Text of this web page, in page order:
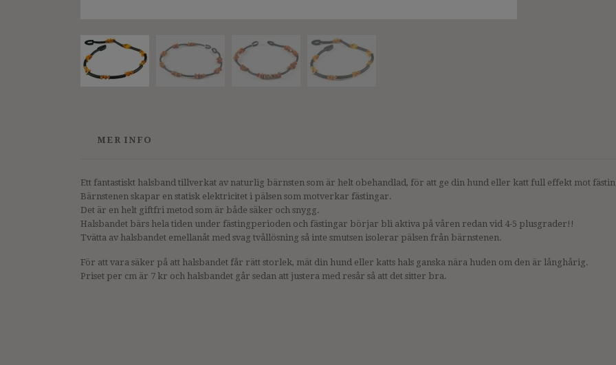
MER INFO
Ett fantastiskt halsband tillverkat av naturlig bärnsten som är helt obehandlad, för att ge din hund eller katt full effekt mot
Bärnstenen skapar en statisk elektricitet i pälsen som motverkar fästingar.
Det är en helt giftfri metod som är både säker och snygg.
Halsbandet bärs hela tiden under fästingperioden och fästingar börjar bli aktiva på våren redan vid 4-5 plusgrader!!
Tvätta av halsbandet emellanåt med svag tvållösning så inte smutsen isolerar pälsen från bärnstenen.
För att vara säker på att halsbandet får rätt storlek, mät din hund eller katts hals ganska nära huden om den är långhårig.
Priset per cm är 7 kr och halsbandet går sedan att justera med resår så att det sitter bra.